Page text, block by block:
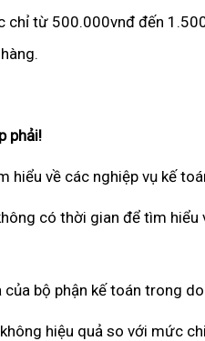
chỉ từ 500.000vnđ đến
phải!
hiểu về các nghiệp vụ kế
có thời gian để tìm
bộ phận kế toán trong
hiệu quả so với mức